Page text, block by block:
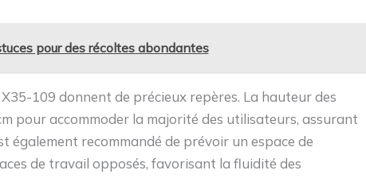
pour des récoltes abondantes
109 donnent de précieux repères. La hauteur des
pour accommoder la majorité des utilisateurs, assurant
recommandé de prévoir un espace de
de travail opposés, favorisant la fluidité des